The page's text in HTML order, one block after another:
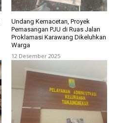
Undang Kemacetan, Proyek
Pemasangan PJU di Ruas Jalan
Proklamasi Karawang Dikeluhkan
Warga
12 Desember 2025